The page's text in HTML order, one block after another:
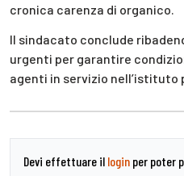
cronica carenza di organico.
Il sindacato conclude
urgenti per garantire
agenti in servizio nell’istituto
Devi effettuare il login per poter